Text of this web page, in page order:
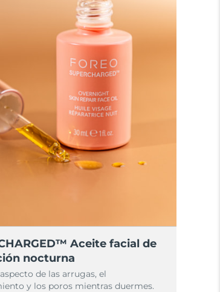
Aceite facial de
nocturna
de las arrugas, el
y los poros mientras duermes.